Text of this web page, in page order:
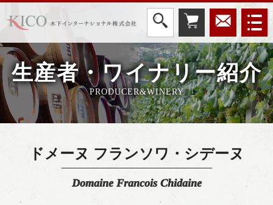
生産者・ワイナリー紹介
PRODUCER&WINERY
ドメーヌ フランソワ・シデーヌ
Domaine Francois Chidaine